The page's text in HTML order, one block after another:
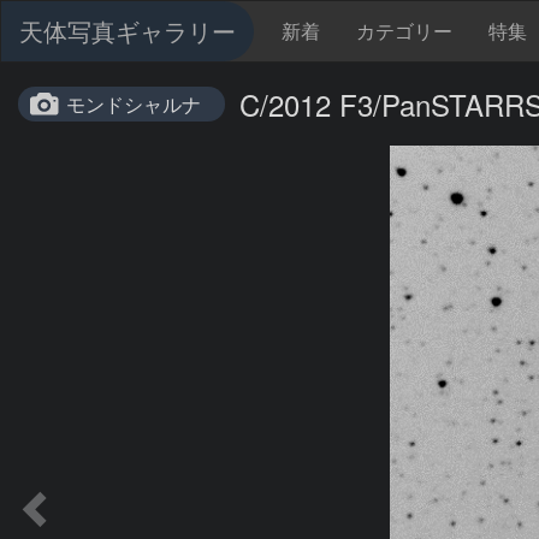
天体写真ギャラリー 新着 カテゴリー 特集
モンドシャルナ C/2012 F3/